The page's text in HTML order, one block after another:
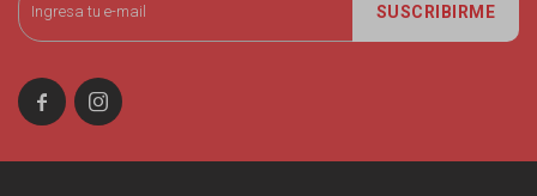
SUSCRIBIRME
 